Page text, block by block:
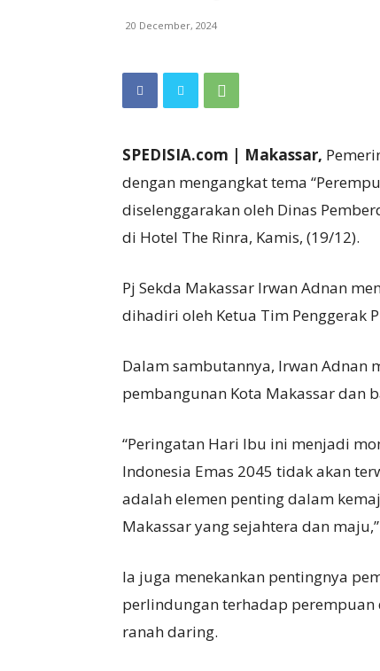
20 December, 2024
SPEDISIA.com | Makassar,
dengan mengangkat tema
diselenggarakan oleh Dinas
di Hotel The Rinra, Kamis, (19/12).
Pj Sekda Makassar Irwan Adnan
dihadiri oleh Ketua Tim Penggerak
Dalam sambutannya, Irwan Adnan
pembangunan Kota Makassar dan
“Peringatan Hari Ibu ini menjadi
Indonesia Emas 2045 tidak akan
adalah elemen penting dalam
Makassar yang sejahtera dan
Ia juga menekankan pentingnya
perlindungan terhadap
ranah daring.